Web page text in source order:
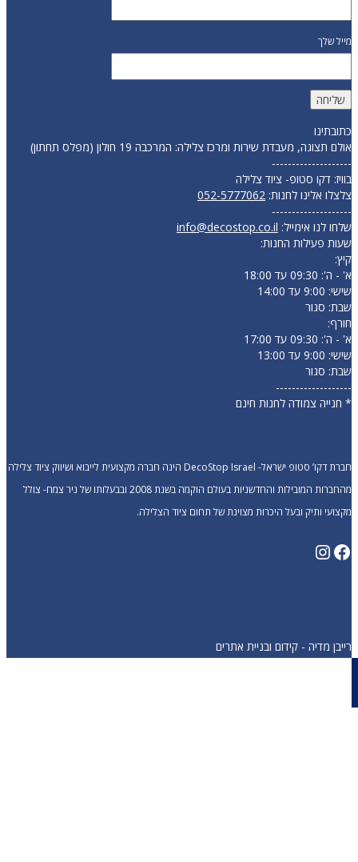
מייל שלך
כתובתינו
אולם תצוגה, מעבדת שירות ומרכז צלילה: המרכבה 19 חולון (מפלס תחתון)
--------------------
בוויז: דקו סטופ- ציוד צלילה
צלצלו אלינו לחנות: 052-5777062
--------------------
שלחו לנו אימייל: info@decostop.co.il
שעות פעילות החנות:
קיץ:
א' - ה': 09:30 עד 18:00
שישי: 9:00 עד 14:00
שבת: סגור
חורף:
א' - ה': 09:30 עד 17:00
שישי: 9:00 עד 13:00
שבת: סגור
-------------------
* חנייה צמודה לחנות חינם
חברת דקו’ סטופ ישראל- DecoStop Israel הינה חברה מקצועית לייבוא ושיווק ציוד צלילה
מהחברות המובילות והחדשניות בעולם הוקמה בשנת 2008 ובבעלותו של ניר צמח- צולל
מקצועי ותיק ובעל היכרות מצוינת של תחום ציוד הצלילה.
Facebook
Instagram
רייבן מדיה - קידום ובניית אתרים